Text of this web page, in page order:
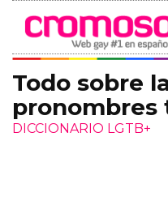
Todo sobre
DICCIONARIO LGTB+